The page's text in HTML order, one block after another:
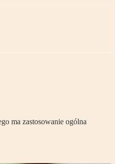
ma zastosowanie ogólna